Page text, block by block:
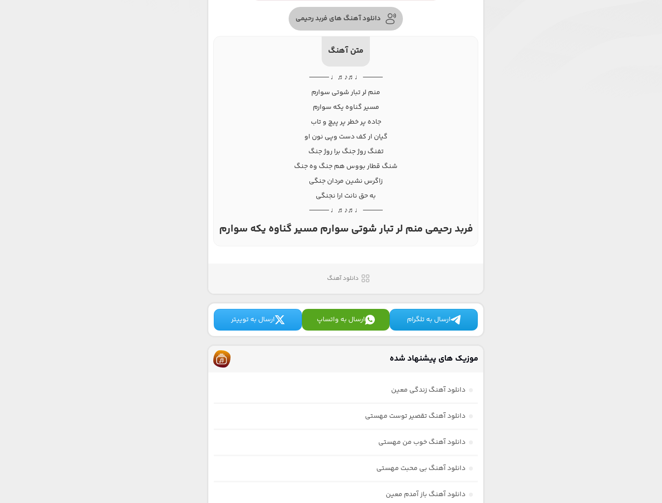
دانلود آهنگ های فربد رحیمی
متن آهنگ
──── ♩♬♪♬♩ ────
منم لر تبار شوتی سوارم
مسیر گناوه یکه سوارم
جاده پر خطر پر پیچ و تاب
گیان ار کف دست وپی نون او
تفنگ روژ جنگ برا روژ جنگ
شنگ قطار بووس هم جنگ وه جنگ
زاگرس نشین مردان جنگی
به حق نانت ارا نجنگی
──── ♩♬♪♬♩ ────
فربد رحیمی منم لر تبار شوتی سوارم مسیر گناوه یکه سوارم
دانلود آهنگ
ارسال به تلگرام ارسال به واتساپ ارسال به توییتر
موزیک های پیشنهاد شده
دانلود آهنگ زندگی معین
دانلود آهنگ تقصیر توست مهستی
دانلود آهنگ خوب من مهستی
دانلود آهنگ بی محبت مهستی
دانلود آهنگ باز آمدم معین